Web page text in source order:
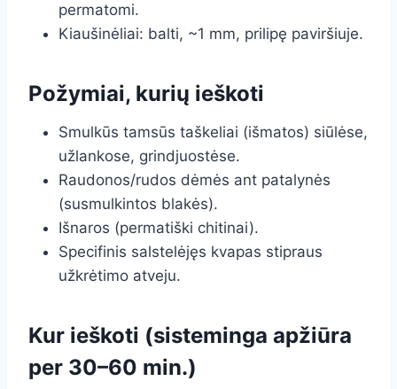
permatomi.
Kiaušinėliai: balti, ~1 mm, prilipę paviršiuje.
Požymiai, kurių ieškoti
Smulkūs tamsūs taškeliai (išmatos) siūlėse,
užlankose, grindjuostėse.
Raudonos/rudos dėmės ant patalynės
(susmulkintos blakės).
Išnaros (permatiški chitinai).
Specifinis salstelėjęs kvapas stipraus
užkrėtimo atveju.
Kur ieškoti (sisteminga apžiūra
per 30–60 min.)